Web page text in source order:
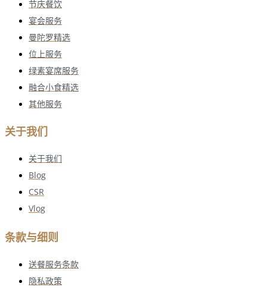
节庆餐饮
宴会服务
曼陀罗精选
位上服务
绿素宴席服务
融合小食精选
其他服务
关于我们
关于我们
Blog
CSR
Vlog
条款与细则
送餐服务条款
隐私政策